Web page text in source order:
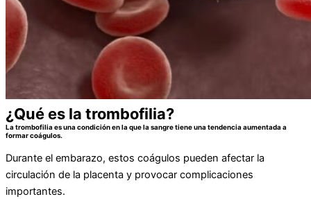
¿Qué es la trombofilia?
La trombofilia es una condición en la que la sangre tiene una tendencia aumentada a
formar coágulos.
Durante el embarazo, estos coágulos pueden afectar la
circulación de la placenta y provocar complicaciones
importantes.